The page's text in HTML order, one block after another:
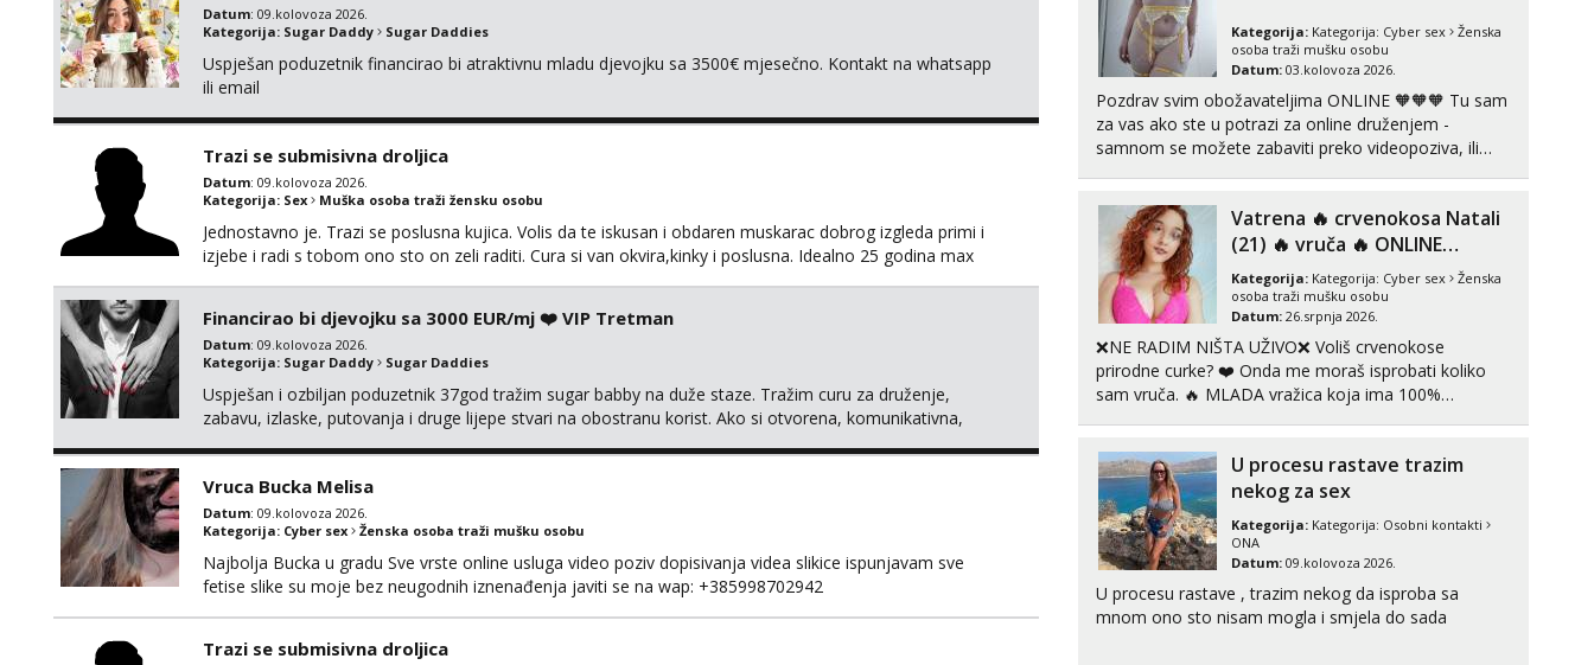
Datum: 09.kolovoza 2026.
Kategorija: Sugar Daddy Sugar Daddies
Uspješan poduzetnik financirao bi atraktivnu mladu djevojku sa 3500€ mjesečno. Kontakt na whatsapp
ili email
Trazi se submisivna droljica
Datum: 09.kolovoza 2026.
Kategorija: Sex Muška osoba traži žensku osobu
Jednostavno je. Trazi se poslusna kujica. Volis da te iskusan i obdaren muskarac dobrog izgleda primi i
izjebe i radi s tobom ono sto on zeli raditi. Cura si van okvira,kinky i poslusna. Idealno 25 godina max
Financirao bi djevojku sa 3000 EUR/mj ❤️ VIP Tretman
Datum: 09.kolovoza 2026.
Kategorija: Sugar Daddy Sugar Daddies
Uspješan i ozbiljan poduzetnik 37god tražim sugar babby na duže staze. Tražim curu za druženje,
zabavu, izlaske, putovanja i druge lijepe stvari na obostranu korist. Ako si otvorena, komunikativna,
Vruca Bucka Melisa
Datum: 09.kolovoza 2026.
Kategorija: Cyber sex Ženska osoba traži mušku osobu
Najbolja Bucka u gradu Sve vrste online usluga video poziv dopisivanja videa slikice ispunjavam sve
fetise slike su moje bez neugodnih iznenađenja javiti se na wap: +385998702942
Trazi se submisivna droljica
Kristina
Razgovaram :)
Učiteljica iz predgrađa traži...
Tel: 064/677-677 - Kod: #160
tel:0,93€ - mob:1,12€ min
Obavijesti me kada se oslobodi
Razgovaram :)
Tel: 064/677-677- Kod: #128
tel:0,93€ - mob:1,12€ min
Obavijesti me kada se oslobodi
Zara
Razgovaram :)
Tel:064/677-677- Kod: #123
Obavijesti me kada se oslobodi
Anđela
Čekam tvoj poziv!
Tel: 064/677-677- Kod: #142
tel:0,93€ - mob:1,12€ min
Kategorija: Kategorija: Cyber sex
Ženska
osoba traži mušku osobu
Datum: 03.kolovoza 2026.
Pozdrav svim obožavateljima ONLINE 🧡🧡🧡 Tu sam
za vas ako ste u potrazi za online druženjem -
samnom se možete zabaviti preko videopoziva, ili
tipkanja uz slike i hot line pozive. Za vas sam
pripremila ...
Vatrena ‎️‍🔥 crvenokosa Natali
(21) ‎️‍🔥 vruča‎ ️‍🔥 ONLINE
ZABAVA
Kategorija: Kategorija: Cyber sex
Ženska
osoba traži mušku osobu
Datum: 26.srpnja 2026.
❌NE RADIM NIŠTA UŽIVO❌ Voliš crvenokose
prirodne curke? ❤️ Onda me moraš isprobati koliko
sam vruča.‎ ️‍🔥 MLADA vražica koja ima 100%
možeš pranaći nešto po svojoj mjeri. Sexi videa s
kolegica...
U procesu rastave trazim
nekog za sex
Kategorija: Kategorija: Osobni kontakti
ONA
Datum: 09.kolovoza 2026.
U procesu rastave , trazim nekog da isproba sa
mnom ono sto nisam mogla i smjela do sada